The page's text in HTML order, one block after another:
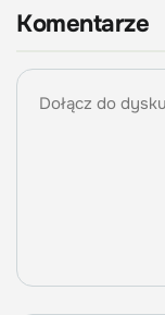
Komentarze